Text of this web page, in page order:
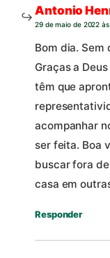
Antonio
29 de maio de 2022
Bom dia. Sem
Graças a
têm que
acompanhar
ser feita. Boa
buscar fora
casa em
Responder